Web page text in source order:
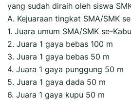
yang sudah diraih oleh siswa
A. Kejuaraan tingkat SMA/SMK
1. Juara umum SMA/SMK se-
2. Juara 1 gaya bebas 100 m
3. Juara 1 gaya bebas 50 m
4. Juara 1 gaya punggung 50 m
5. Juara 1 gaya dada 50 m
6. Juara 1 gaya kupu 50 m